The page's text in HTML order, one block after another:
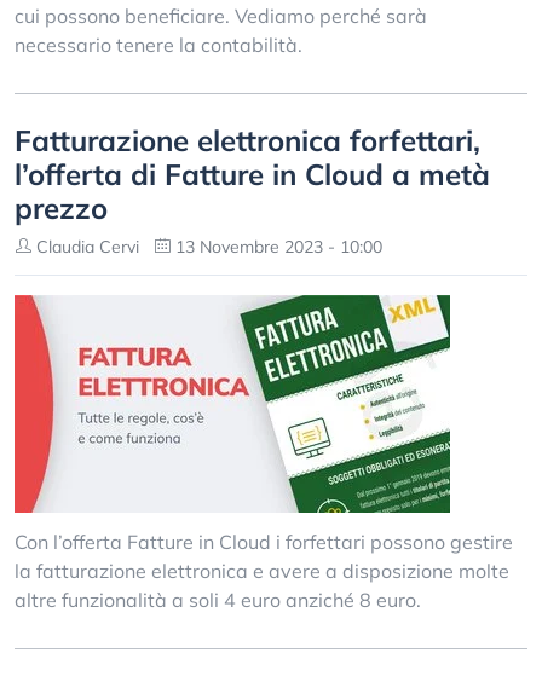
cui possono beneficiare. Vediamo perché sarà
necessario tenere la contabilità.
Fatturazione elettronica forfettari,
l’offerta di Fatture in Cloud a metà
prezzo
Claudia Cervi 13 Novembre 2023 - 10:00
Con l’offerta Fatture in Cloud i forfettari possono gestire
la fatturazione elettronica e avere a disposizione molte
altre funzionalità a soli 4 euro anziché 8 euro.